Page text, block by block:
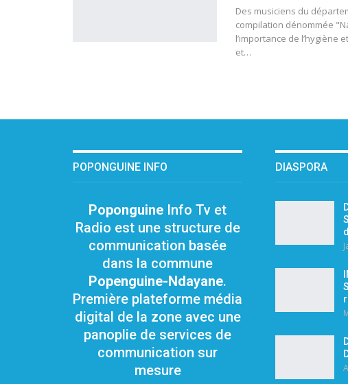
Des musiciens du
compilation dénommée
l’importance de l’hygiène
et…
POPONGUINE INFO
Poponguine Info Tv et
Radio est une structure de
communication basée
dans la commune
Popenguine-Ndayane.
Première plateforme média
digital de la zone avec une
panoplie de services de
communication sur
mesure
DIASPORA